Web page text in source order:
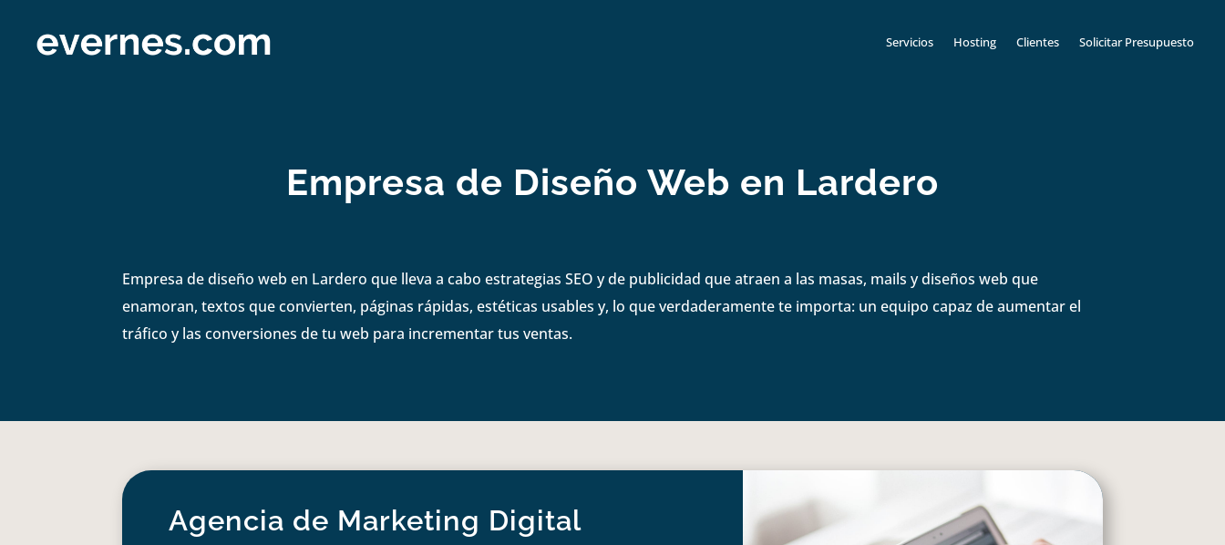
Servicios Hosting Clientes Solicitar Presupuesto
Empresa de Diseño Web en Lardero
Empresa de diseño web en Lardero que lleva a cabo estrategias SEO y de publicidad que atraen a las masas, mails y diseños web que
enamoran, textos que convierten, páginas rápidas, estéticas usables y, lo que verdaderamente te importa: un equipo capaz de aumentar el
tráfico y las conversiones de tu web para incrementar tus ventas.
Agencia de Marketing Digital